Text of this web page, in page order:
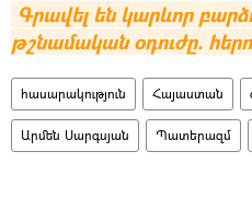
Գրավել են կարևոր
թշնամական օդուժը.
հասարակություն Հայաստան
Արմեն Սարգսյան Պատերազմ